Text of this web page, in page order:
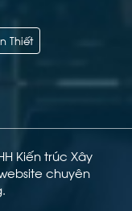
Thiết
Kiến trúc Xây
chuyên